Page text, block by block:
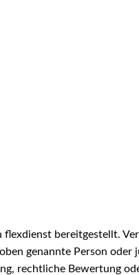
bereitgestellt.
genannte Person
rechtliche Bewertung